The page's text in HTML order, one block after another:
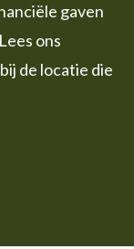
gaven
ons
de locatie die